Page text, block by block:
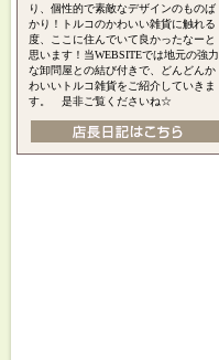
り、個性的で素敵なデザインのものば
かり！トルコのかわいい雑貨に触れる
度、ここに住んでいて良かったなーと
思います！当WEBSITEでは地元の強力
な卸問屋との結び付きで、どんどんか
わいいトルコ雑貨をご紹介していきま
す。 是非ご覧くださいね☆